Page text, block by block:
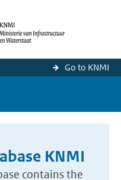
Go to KNMI
KNMI
contains the